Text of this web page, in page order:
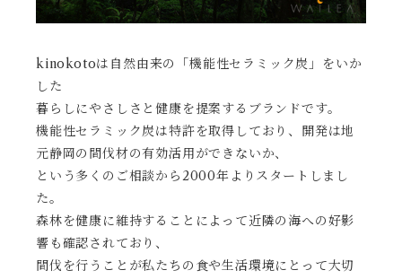
kinokotoは自然由来の「機能性セラミック炭」をいか
した
暮らしにやさしさと健康を提案するブランドです。
機能性セラミック炭は特許を取得しており、開発は地
元静岡の間伐材の有効活用ができないか、
という多くのご相談から2000年よりスタートしまし
た。
森林を健康に維持することによって近隣の海への好影
響も確認されており、
間伐を行うことが私たちの食や生活環境にとって大切